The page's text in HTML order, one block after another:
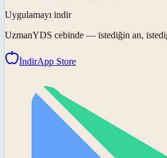
Uygulamayı indir
UzmanYDS cebinde — istediğin an,
İndirApp Store